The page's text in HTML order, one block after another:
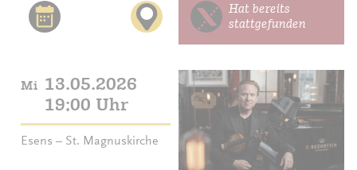
Hat bereits
stattgefunden
Mi 13.05.2026
19:00 Uhr
Esens – St. Magnuskirche